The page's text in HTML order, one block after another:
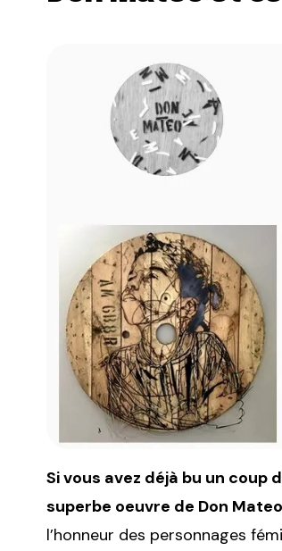
Si vous avez déjà bu un coup
superbe oeuvre de Don
l’honneur des personnages